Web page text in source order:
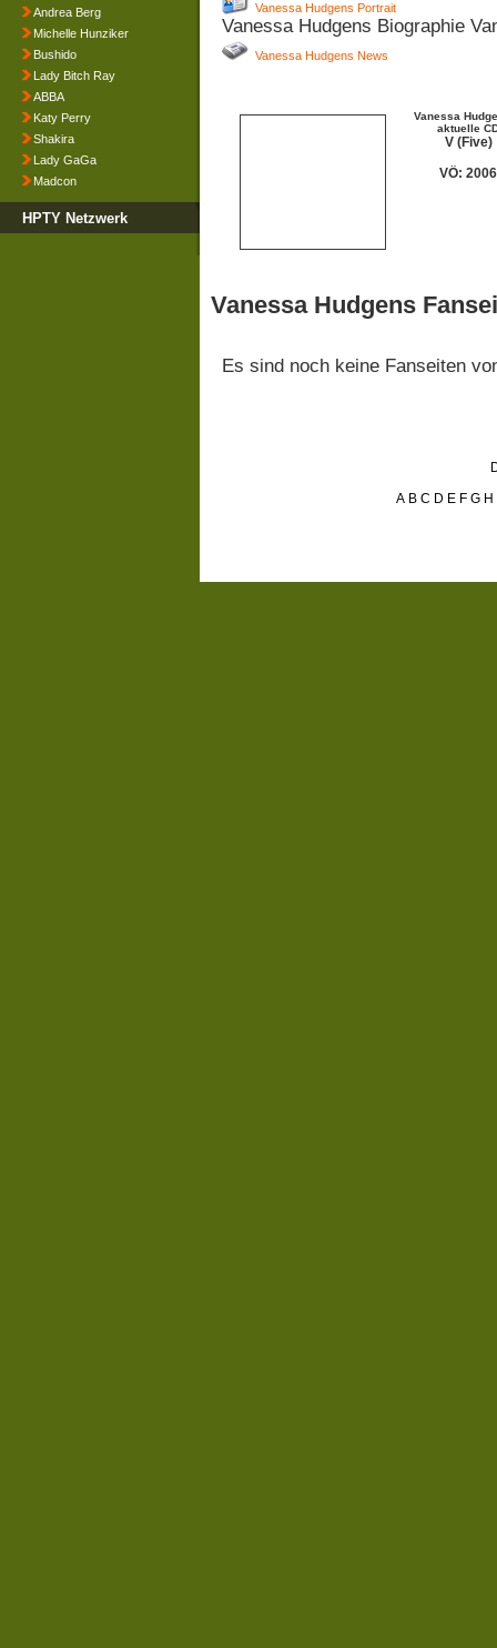
Andrea Berg
Michelle Hunziker
Bushido
Lady Bitch Ray
ABBA
Katy Perry
Shakira
Lady GaGa
Madcon
HPTY Netzwerk
Vanessa Hudgens Portrait
Vanessa Hudgens Biographie
Vanessa Hudgens News
Vanessa
aktuelle
V (Five)
VÖ: 2006
Vanessa Hudgens
Es sind noch keine Fanseiten
A B C D E F G H